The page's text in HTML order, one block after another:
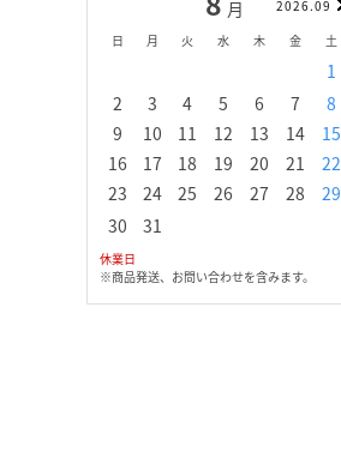
月
2026.09
日
月 火 水 木 金 土
1
2
3 4 5 6 7
8
9
10 11 12 13 14
15
16
17 18 19 20 21
22
23
24 25 26 27 28
29
30
31
休業日
※商品発送、お問い合わせを含みます。